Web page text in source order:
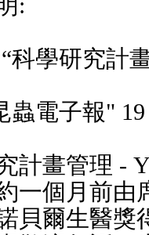
:
科學研究計
蟲電子報"
計畫管理 -
一個月前由
貝爾生醫